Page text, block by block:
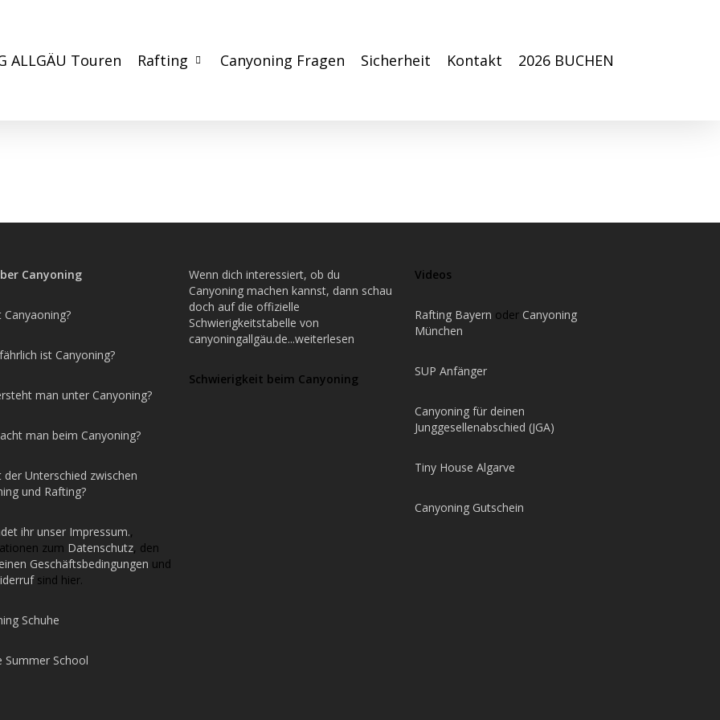
ALLGÄU Touren Rafting Canyoning Fragen Sicherheit Kontakt 2026 BUCHEN
Canyoning
Canyaoning?
ist Canyoning?
man unter Canyoning?
man beim Canyoning?
der Unterschied zwischen
und Rafting?
ihr unser Impressum.,
zum Datenschutz, den
Geschäftsbedingungen und
sind hier.
Schuhe
Summer School
Wenn dich interessiert, ob du
Canyoning machen kannst, dann schau
doch auf die offizielle
Schwierigkeitstabelle von
canyoningallgäu.de...weiterlesen
Schwierigkeit beim Canyoning
Videos
Rafting Bayern oder Canyoning
München
SUP Anfänger
Canyoning für deinen
Junggesellenabschied (JGA)
Tiny House Algarve
Canyoning Gutschein